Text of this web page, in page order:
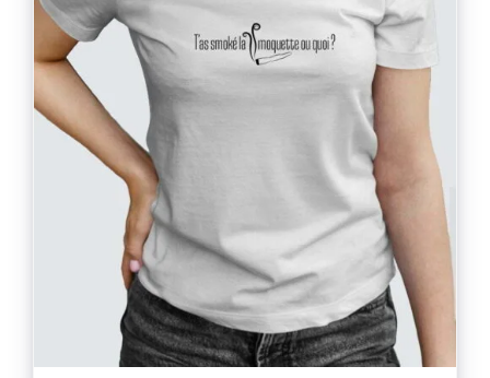
PRODUIT
PLUSIEURS
VARIATIONS.
LES
OPTIONS
PEUVENT
CHOISIES
LA
PAGE
DU
DÉTAILS